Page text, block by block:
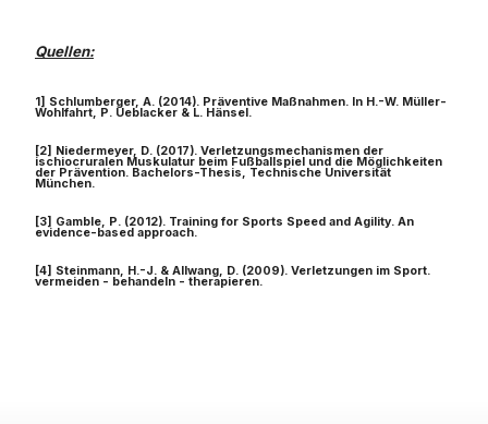
Quellen:
1] Schlumberger, A. (2014). Präventive Maßnahmen. In H.-W. Müller-
Wohlfahrt, P. Ueblacker & L. Hänsel.
[2] Niedermeyer, D. (2017). Verletzungsmechanismen der
ischiocruralen Muskulatur beim Fußballspiel und die Möglichkeiten
der Prävention. Bachelors-Thesis, Technische Universität
München.
[3] Gamble, P. (2012). Training for Sports Speed and Agility. An
evidence-based approach.
[4] Steinmann, H.-J. & Allwang, D. (2009). Verletzungen im Sport.
vermeiden - behandeln - therapieren.